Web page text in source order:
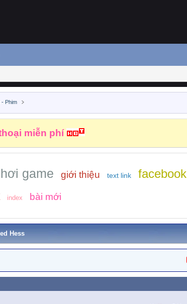
- Phim
miễn phí
game giới thiệu text link facebook
index bài mới
Hess